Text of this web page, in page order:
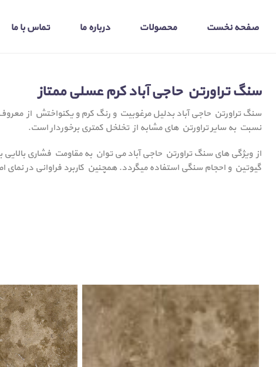
صفحه نخست محصولات درباره ما تماس با ما
سنگ تراورتن حاجی آباد کرم عسلی ممتاز
سنگ تراورتن حاجی آباد بدلیل مرغوبیت و رنگ کرم و یکنواختش از
نسبت به سایر تراورتن های مشابه از تخلخل کمتری برخوردار است.
از ویژگی های سنگ تراورتن حاجی آباد می توان به مقاومت فشاری
گیوتین و احجام سنگی استفاده میگردد. همچنین کاربرد فراوانی در